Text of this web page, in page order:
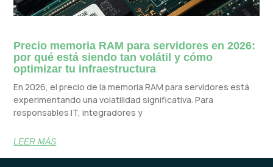
Precio memoria RAM para servidores en 2026:
por qué está siendo tan volátil y cómo
optimizar tu infraestructura
En 2026, el precio de la memoria RAM para servidores está
experimentando una volatilidad significativa. Para
responsables IT, integradores y
LEER MÁS